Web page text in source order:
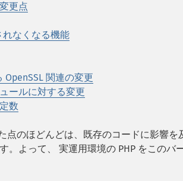
更点
れなくなる機能
OpenSSL 関連の変更
ールに対する変更
数
点のほどんどは、既存のコードに影響を
。よって、 実運用環境の PHP をこの